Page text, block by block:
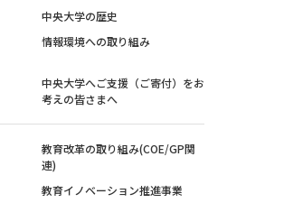
中央大学の歴史
情報環境への取り組み
中央大学へご支援（ご寄付）をお
考えの皆さまへ
教育改革の取り組み(COE/GP関
連)
教育イノベーション推進事業